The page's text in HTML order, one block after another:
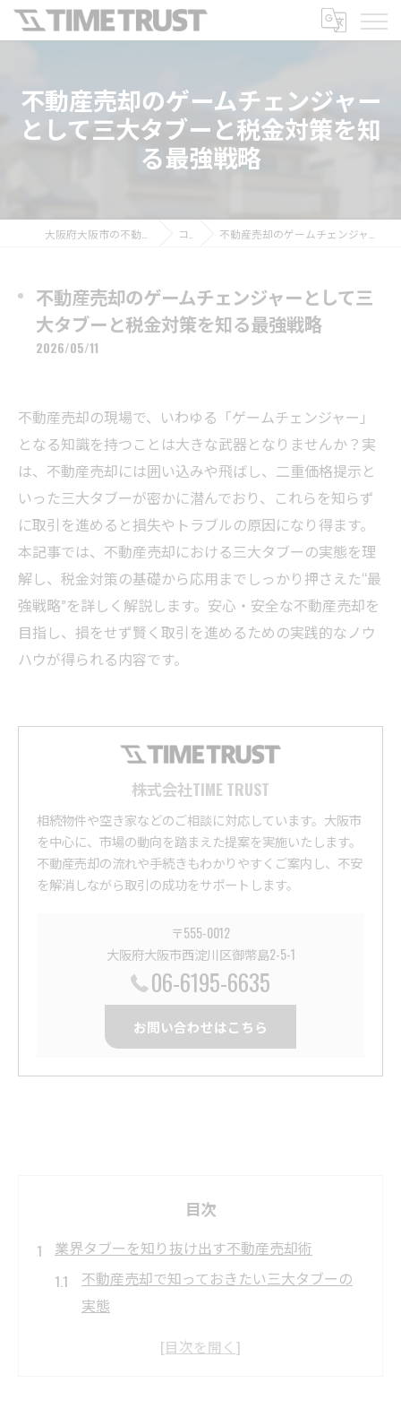
不動産売却のゲームチェンジャー
として三大タブーと税金対策を知
る最強戦略
コラム 不動産売却のゲームチェンジャーとして三大タブーと税金対策を知る最強戦略
不動産売却のゲームチェンジャーとして三
大タブーと税金対策を知る最強戦略
2026/05/11
不動産売却の現場で、いわゆる「ゲームチェンジャー」
となる知識を持つことは大きな武器となりませんか？実
は、不動産売却には囲い込みや飛ばし、二重価格提示と
いった三大タブーが密かに潜んでおり、これらを知らず
に取引を進めると損失やトラブルの原因になり得ます。
本記事では、不動産売却における三大タブーの実態を理
解し、税金対策の基礎から応用までしっかり押さえた“最
強戦略”を詳しく解説します。安心・安全な不動産売却を
目指し、損をせず賢く取引を進めるための実践的なノウ
ハウが得られる内容です。
株式会社TIME TRUST
相続物件や空き家などのご相談に対応しています。大阪市
を中心に、市場の動向を踏まえた提案を実施いたします。
不動産売却の流れや手続きもわかりやすくご案内し、不安
を解消しながら取引の成功をサポートします。
〒555-0012
大阪府大阪市西淀川区御幣島2-5-1
06-6195-6635
お問い合わせはこちら
目次
業界タブーを知り抜け出す不動産売却術
不動産売却で知っておきたい三大タブーの
実態